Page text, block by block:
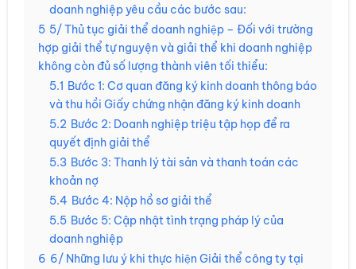
doanh nghiệp yêu cầu các bước sau:
5 5/ Thủ tục giải thể doanh nghiệp – Đối với trường
hợp giải thể tự nguyện và giải thể khi doanh nghiệp
không còn đủ số lượng thành viên tối thiểu:
5.1 Bước 1: Cơ quan đăng ký kinh doanh thông báo
và thu hồi Giấy chứng nhận đăng ký kinh doanh
5.2 Bước 2: Doanh nghiệp triệu tập họp để ra
quyết định giải thể
5.3 Bước 3: Thanh lý tài sản và thanh toán các
khoản nợ
5.4 Bước 4: Nộp hồ sơ giải thể
5.5 Bước 5: Cập nhật tình trạng pháp lý của
doanh nghiệp
6 6/ Những lưu ý khi thực hiện Giải thể công ty tại